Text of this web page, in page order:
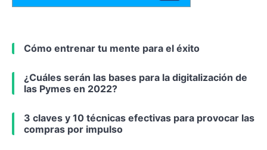
Cómo entrenar tu mente para el éxito
¿Cuáles serán las bases para la digitalización de
las Pymes en 2022?
3 claves y 10 técnicas efectivas para provocar las
compras por impulso